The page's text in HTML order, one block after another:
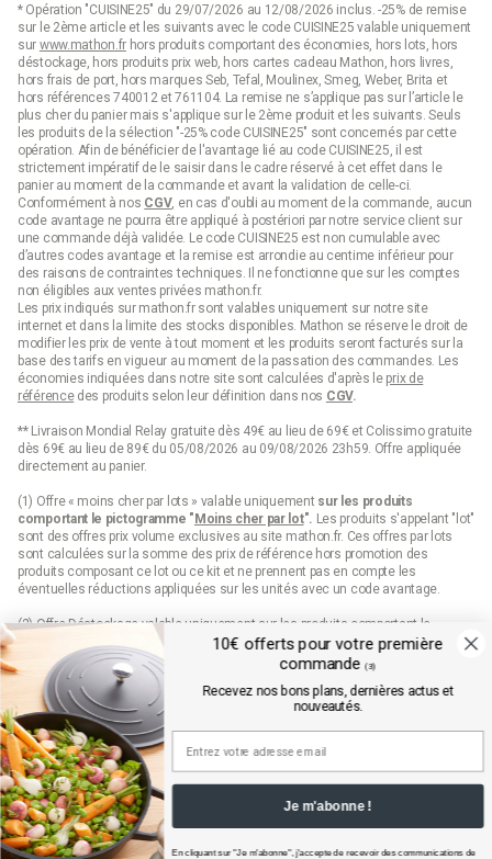
* Opération "CUISINE25" du 29/07/2026 au 12/08/2026 inclus. -25% de remise
sur le 2ème article et les suivants avec le code CUISINE25 valable uniquement
sur www.mathon.frhors produits comportant des économies, hors lots, hors
déstockage, hors produits prix web, hors cartes cadeau Mathon, hors livres,
hors frais de port, hors marques Seb, Tefal, Moulinex, Smeg, Weber, Brita et
hors références 740012 et 761104. La remise ne s’applique pas sur l’article le
plus cher du panier mais s'applique sur le 2ème produit et les suivants. Seuls
les produits de la sélection "-25% code CUISINE25" sont concernés par cette
opération. Afin de bénéficier de l'avantage lié au code CUISINE25, il est
strictement impératif de le saisir dans le cadre réservé à cet effet dans le
panier au moment de la commande et avant la validation de celle-ci.
Conformément à nos CGV, en cas d'oubli au moment de la commande, aucun
code avantage ne pourra être appliqué à postériori par notre service client sur
une commande déjà validée. Le code CUISINE25 est non cumulable avec
d’autres codes avantage et la remise est arrondie au centime inférieur pour
des raisons de contraintes techniques. Il ne fonctionne que sur les comptes
non éligibles aux ventes privées mathon.fr.
Les prix indiqués sur mathon.fr sont valables uniquement sur notre site
internet et dans la limite des stocks disponibles. Mathon se réserve le droit de
modifier les prix de vente à tout moment et les produits seront facturés sur la
base des tarifs en vigueur au moment de la passation des commandes. Les
économies indiquées dans notre site sont calculées d'après le prix de
référencedes produits selon leur définition dans nos CGV.
** Livraison Mondial Relay gratuite dès 49€ au lieu de 69€ et Colissimo gratuite
dès 69€ au lieu de 89€ du 05/08/2026 au 09/08/2026 23h59. Offre appliquée
directement au panier.
(1) Offre « moins cher par lots » valable uniquement sur les produits
comportant le pictogramme "Moins cher par lot". Les produits s'appelant "lot"
sont des offres prix volume exclusives au site mathon.fr. Ces offres par lots
sont calculées sur la somme des prix de référence hors promotion des
produits composant ce lot ou ce kit et ne prennent pas en compte les
éventuelles réductions appliquées sur les unités avec un code avantage.
(2) Offre Déstockage valable uniquement sur les produits comportant le
pictogramme "Déstockage" jusqu'à épuisement définitif de leur stock.
(3) 10€ de remise sur votre première commande sur mathon.fr dès 99€
d’achats pour les nouveaux inscrits en saisissant le code qui est envoyé par
mail. Offre valable sur les produits hors marques Seb, Moulinex et Tefal, hors
produits disposant d'un pictogramme "prix web", hors lots, hors cartes cadeaux
et dès 99€ d'achats hors frais de port.
Conditions détaillées disponibles dans l’email de confirmation d’inscription à la
newsletter.
(4) Offre « Prix web » valable uniquement sur les produits comportant le
pictogramme "prix web". Les produits indiqués "prix web" sont des offres
exclusives au site mathon.fr. Offre non applicable en magasin ou en catalogue.
10€ offerts pour votre première
commande (3)
Recevez nos bons plans, dernières actus et
nouveautés.
Je m'abonne !
En cliquant sur "Je m'abonne", j'accepte de recevoir des communications de